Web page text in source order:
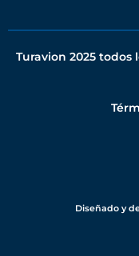
Turavion 2025 todos
Diseñado y